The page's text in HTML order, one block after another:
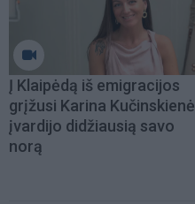
Į Klaipėdą iš emigracijos
grįžusi Karina Kučinskienė
įvardijo didžiausią savo
norą